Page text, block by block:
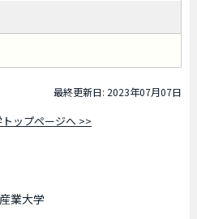
最終更新日: 2023年07月07日
ップページへ >>
業大学